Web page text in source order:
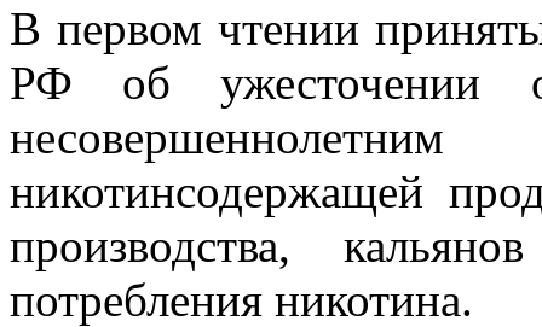
В первом чтении
РФ об ужесточении
никотинсодержащей
производства,
потребления никотина.